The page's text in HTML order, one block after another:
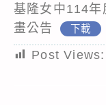
基隆女中114年
畫公告
下載
Post Views: